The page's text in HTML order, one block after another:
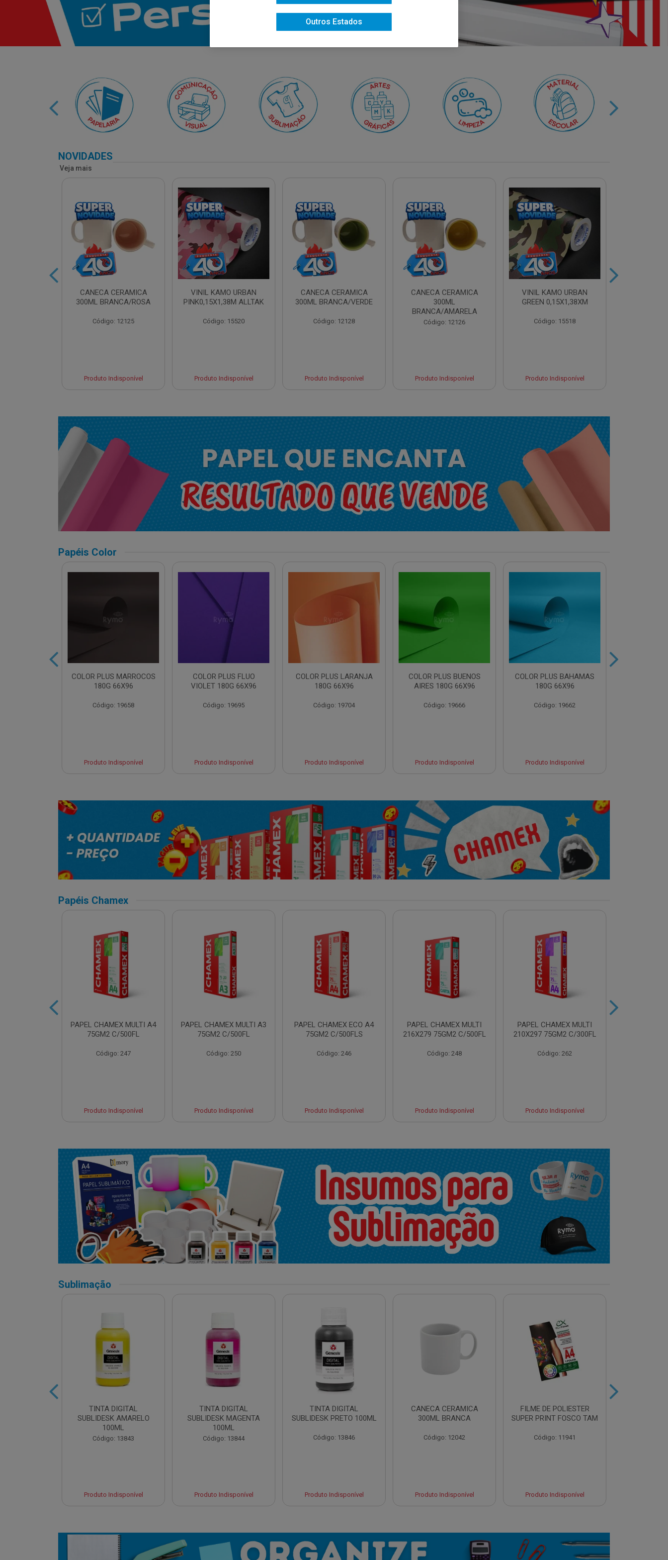
NOVIDADES
Veja mais
CANECA CERAMICA
300ML BRANCA/ROSA
Código: 12125
Produto Indisponível
VINIL KAMO URBAN
PINK0,15X1,38M ALLTAK
Código: 15520
Produto Indisponível
CANECA CERAMICA
300ML BRANCA/VERDE
Código: 12128
Produto Indisponível
CANECA CERAMICA
300ML
BRANCA/AMARELA
Código: 12126
Produto Indisponível
VINIL KAMO URBAN
GREEN 0,15X1,38XM
Código: 15518
Produto Indisponível
Papéis Color
COLOR PLUS MARROCOS
180G 66X96
Código: 19658
Produto Indisponível
COLOR PLUS FLUO
VIOLET 180G 66X96
Código: 19695
Produto Indisponível
COLOR PLUS LARANJA
180G 66X96
Código: 19704
Produto Indisponível
COLOR PLUS BUENOS
AIRES 180G 66X96
Código: 19666
Produto Indisponível
COLOR PLUS BAHAMAS
180G 66X96
Código: 19662
Produto Indisponível
Papéis Chamex
PAPEL CHAMEX MULTI A4
75GM2 C/500FL
Código: 247
Produto Indisponível
PAPEL CHAMEX MULTI A3
75GM2 C/500FL
Código: 250
Produto Indisponível
PAPEL CHAMEX ECO A4
75GM2 C/500FLS
Código: 246
Produto Indisponível
PAPEL CHAMEX MULTI
216X279 75GM2 C/500FL
Código: 248
Produto Indisponível
PAPEL CHAMEX MULTI
210X297 75GM2 C/300FL
Código: 262
Produto Indisponível
Sublimação
TINTA DIGITAL
SUBLIDESK AMARELO
100ML
Código: 13843
Produto Indisponível
TINTA DIGITAL
SUBLIDESK MAGENTA
100ML
Código: 13844
Produto Indisponível
TINTA DIGITAL
SUBLIDESK PRETO 100ML
Código: 13846
Produto Indisponível
CANECA CERAMICA
300ML BRANCA
Código: 12042
Produto Indisponível
FILME DE POLIESTER
SUPER PRINT FOSCO TAM
Código: 11941
Produto Indisponível
Outros Estados